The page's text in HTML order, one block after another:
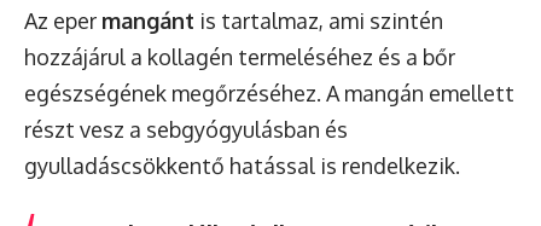
Az eper mangánt is tartalmaz, ami szintén
hozzájárul a kollagén termeléséhez és a bőr
egészségének megőrzéséhez. A mangán emellett
részt vesz a sebgyógyulásban és
gyulladáscsökkentő hatással is rendelkezik.